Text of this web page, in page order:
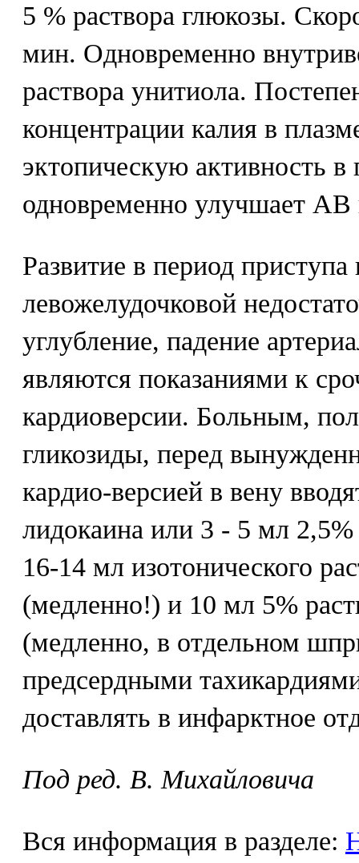
5 % раствора глюкозы.
мин. Одновременно
раствора унитиола.
концентрации калия в
эктопическую активность в
одновременно улучшает АВ
Развитие в период
левожелудочковой
углубление, падение
являются показаниями к
кардиоверсии. Больным,
гликозиды, перед
кардио-версией в вену
лидокаина или 3 - 5 мл 2,5%
16-14 мл изотонического
(медленно!) и 10 мл 5%
(медленно, в отдельном
предсердными
доставлять в инфарктное
Под ред. В. Михайловича
Вся информация в разделе: